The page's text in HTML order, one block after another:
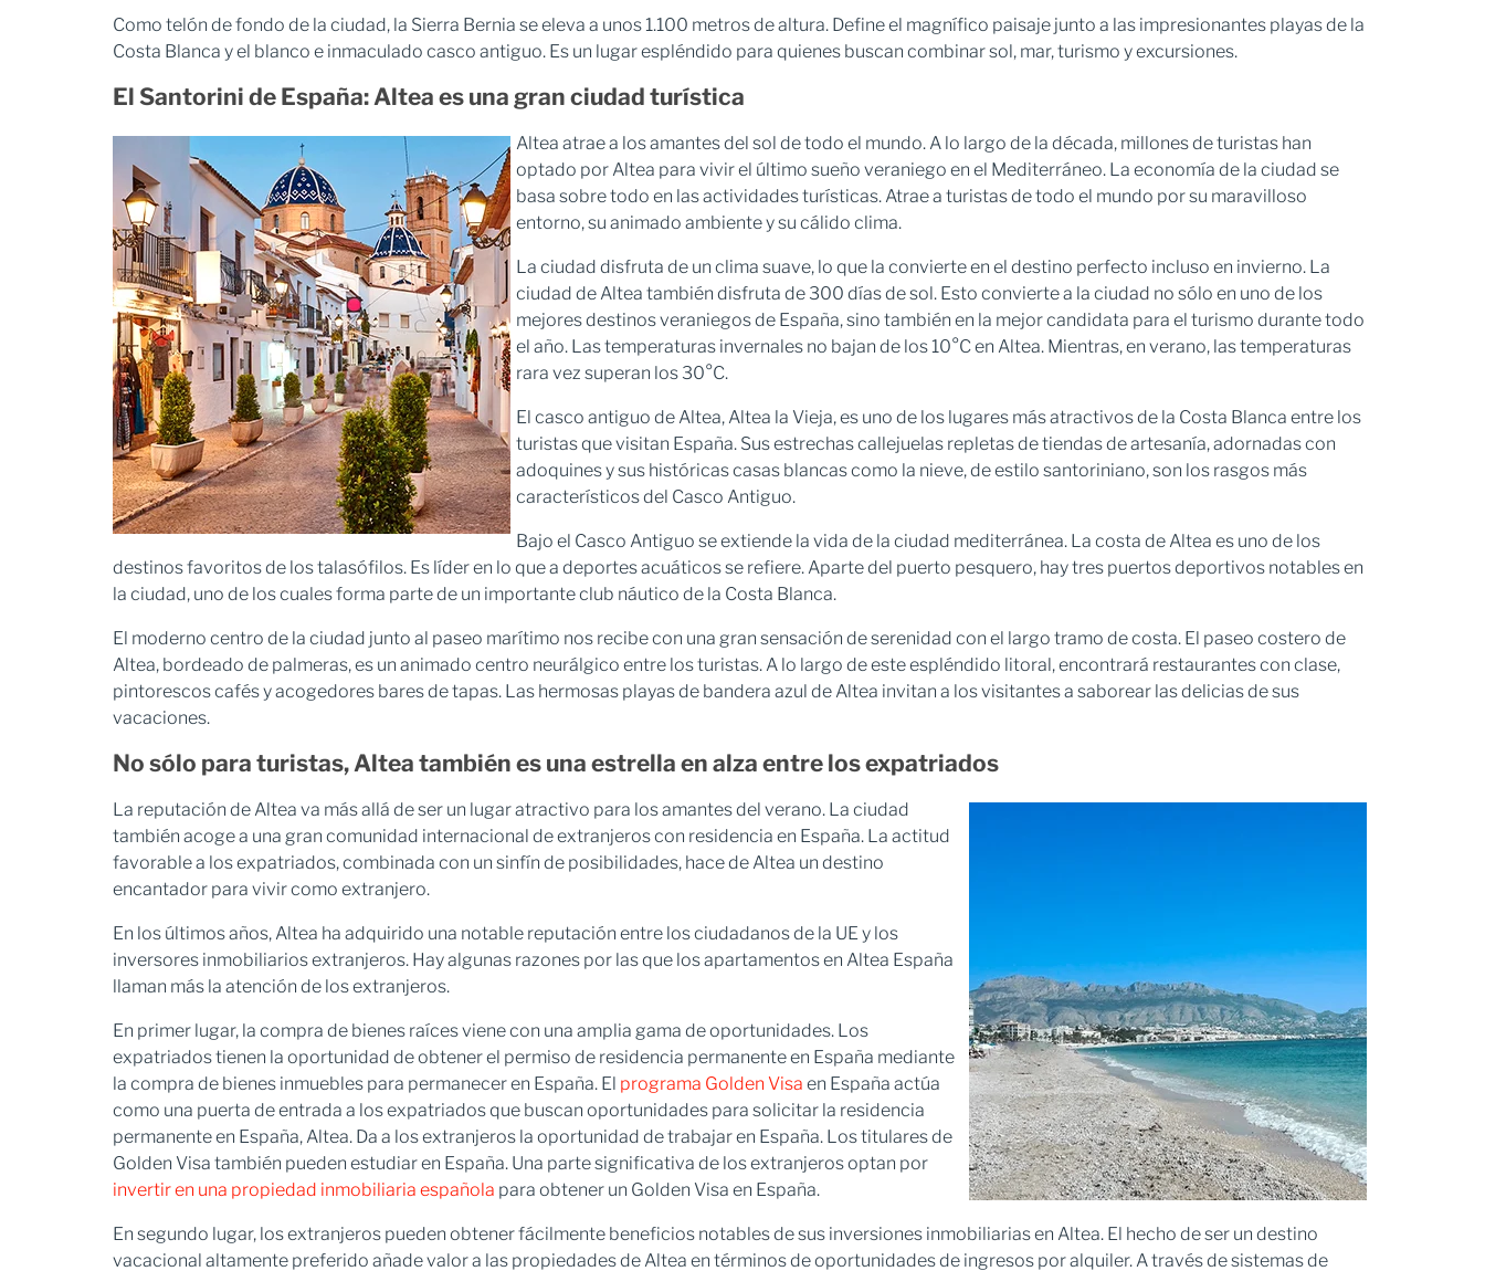
Como telón de fondo de la ciudad, la Sierra Bernia se eleva a unos 1.100 metros de altura. Define el magnífico paisaje junto a las impresionantes playas de la
Costa Blanca y el blanco e inmaculado casco antiguo. Es un lugar espléndido para quienes buscan combinar sol, mar, turismo y excursiones.
El Santorini de España: Altea es una gran ciudad turística
Altea atrae a los amantes del sol de todo el mundo. A lo largo de la década, millones de turistas han
optado por Altea para vivir el último sueño veraniego en el Mediterráneo. La economía de la ciudad se
basa sobre todo en las actividades turísticas. Atrae a turistas de todo el mundo por su maravilloso
entorno, su animado ambiente y su cálido clima.
La ciudad disfruta de un clima suave, lo que la convierte en el destino perfecto incluso en invierno. La
ciudad de Altea también disfruta de 300 días de sol. Esto convierte a la ciudad no sólo en uno de los
mejores destinos veraniegos de España, sino también en la mejor candidata para el turismo durante todo
el año. Las temperaturas invernales no bajan de los 10°C en Altea. Mientras, en verano, las temperaturas
rara vez superan los 30°C.
El casco antiguo de Altea, Altea la Vieja, es uno de los lugares más atractivos de la Costa Blanca entre los
turistas que visitan España. Sus estrechas callejuelas repletas de tiendas de artesanía, adornadas con
adoquines y sus históricas casas blancas como la nieve, de estilo santoriniano, son los rasgos más
característicos del Casco Antiguo.
Bajo el Casco Antiguo se extiende la vida de la ciudad mediterránea. La costa de Altea es uno de los
destinos favoritos de los talasófilos. Es líder en lo que a deportes acuáticos se refiere. Aparte del puerto pesquero, hay tres puertos deportivos notables en
la ciudad, uno de los cuales forma parte de un importante club náutico de la Costa Blanca.
El moderno centro de la ciudad junto al paseo marítimo nos recibe con una gran sensación de serenidad con el largo tramo de costa. El paseo costero de
Altea, bordeado de palmeras, es un animado centro neurálgico entre los turistas. A lo largo de este espléndido litoral, encontrará restaurantes con clase,
pintorescos cafés y acogedores bares de tapas. Las hermosas playas de bandera azul de Altea invitan a los visitantes a saborear las delicias de sus
vacaciones.
No sólo para turistas, Altea también es una estrella en alza entre los expatriados
La reputación de Altea va más allá de ser un lugar atractivo para los amantes del verano. La ciudad
también acoge a una gran comunidad internacional de extranjeros con residencia en España. La actitud
favorable a los expatriados, combinada con un sinfín de posibilidades, hace de Altea un destino
encantador para vivir como extranjero.
En los últimos años, Altea ha adquirido una notable reputación entre los ciudadanos de la UE y los
inversores inmobiliarios extranjeros. Hay algunas razones por las que los apartamentos en Altea España
llaman más la atención de los extranjeros.
En primer lugar, la compra de bienes raíces viene con una amplia gama de oportunidades. Los
expatriados tienen la oportunidad de obtener el permiso de residencia permanente en España mediante
la compra de bienes inmuebles para permanecer en España. El programa Golden Visa en España actúa
como una puerta de entrada a los expatriados que buscan oportunidades para solicitar la residencia
permanente en España, Altea. Da a los extranjeros la oportunidad de trabajar en España. Los titulares de
Golden Visa también pueden estudiar en España. Una parte significativa de los extranjeros optan por
invertir en una propiedad inmobiliaria española para obtener un Golden Visa en España.
En segundo lugar, los extranjeros pueden obtener fácilmente beneficios notables de sus inversiones inmobiliarias en Altea. El hecho de ser un destino
vacacional altamente preferido añade valor a las propiedades de Altea en términos de oportunidades de ingresos por alquiler. A través de sistemas de